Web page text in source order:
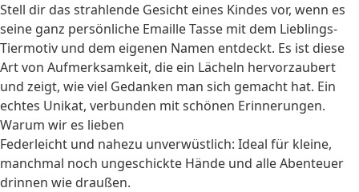
Stell dir das strahlende Gesicht eines Kindes vor, wenn es
seine ganz persönliche Emaille Tasse mit dem Lieblings-
Tiermotiv und dem eigenen Namen entdeckt. Es ist diese
Art von Aufmerksamkeit, die ein Lächeln hervorzaubert
und zeigt, wie viel Gedanken man sich gemacht hat. Ein
echtes Unikat, verbunden mit schönen Erinnerungen.
Warum wir es lieben
Federleicht und nahezu unverwüstlich: Ideal für kleine,
manchmal noch ungeschickte Hände und alle Abenteuer
drinnen wie draußen.